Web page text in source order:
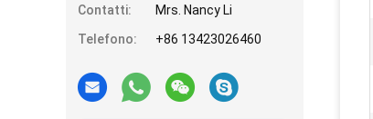
Contatti:
Mrs. Nancy Li
Telefono:
+86 13423026460